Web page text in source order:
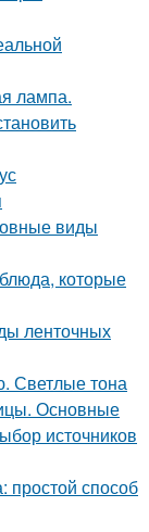
лампа.
виды
которые
ленточных
Светлые тона
Основные
источников
простой способ